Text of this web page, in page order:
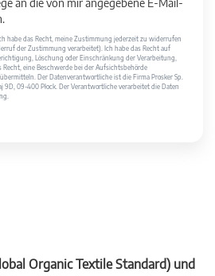
an die von mir angegebene E-Mail-
habe das Recht, meine Zustimmung jederzeit zu widerrufen
der Zustimmung verarbeitet). Ich habe das Recht auf
Löschung oder Einschränkung der Verarbeitung,
eine Beschwerde bei der Aufsichtsbehörde
Der Datenverantwortliche ist die Firma Prosker Sp.
9D, 09-400 Płock. Der Verantwortliche verarbeitet die Daten
Organic Textile Standard) und